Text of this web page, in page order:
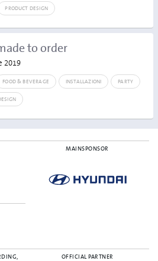
PRODUCT DESIGN
to order
2019
FOOD & BEVERAGE INSTALLAZIONI PARTY
MAINSPONSOR
OFFICIAL PARTNER